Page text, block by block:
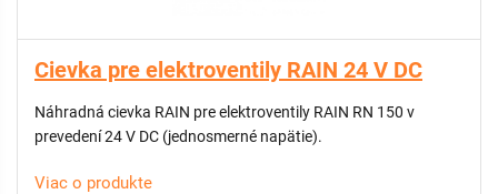
Cievka pre elektroventily RAIN 24 V DC
Náhradná cievka RAIN pre elektroventily RAIN RN 150 v
prevedení 24 V DC (jednosmerné napätie).
Viac o produkte